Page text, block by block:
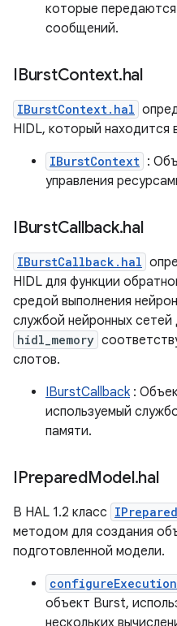
которые
сообщений.
IBurstContext.hal
IBurstContext.hal
HIDL, который находится
IBurstContext :
управления
IBurstCallback.hal
IBurstCallback.hal
HIDL для функции
средой выполнения
службой нейронных сетей
hidl_memory
слотов.
IBurstCallback:
используемый
памяти.
IPreparedModel.hal
В HAL 1.2 класс
методом для создания
подготовленной модели.
объект Burst,
нескольких